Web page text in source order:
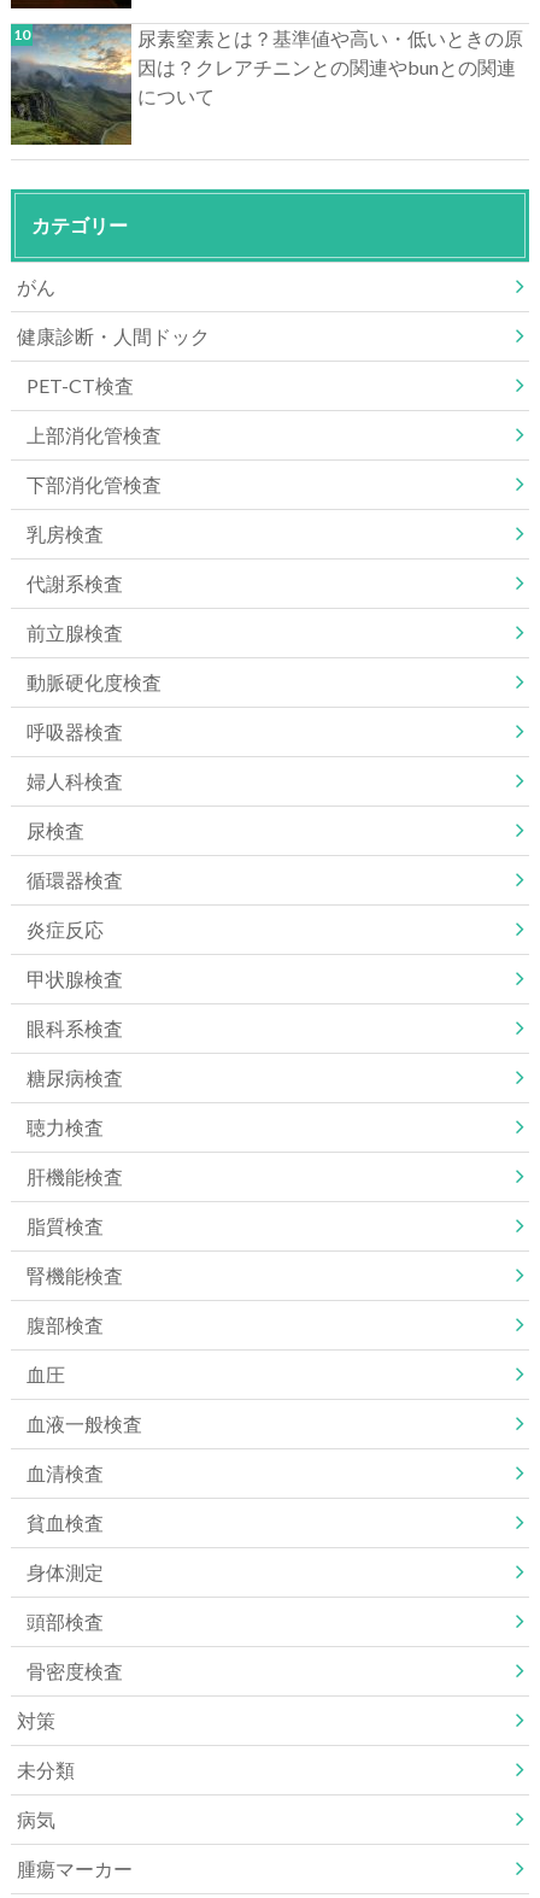
尿素窒素とは？基準値や高い・低いときの原
因は？クレアチニンとの関連やbunとの関連
について
カテゴリー
がん
健康診断・人間ドック
PET-CT検査
上部消化管検査
下部消化管検査
乳房検査
代謝系検査
前立腺検査
動脈硬化度検査
呼吸器検査
婦人科検査
尿検査
循環器検査
炎症反応
甲状腺検査
眼科系検査
糖尿病検査
聴力検査
肝機能検査
脂質検査
腎機能検査
腹部検査
血圧
血液一般検査
血清検査
貧血検査
身体測定
頭部検査
骨密度検査
対策
未分類
病気
腫瘍マーカー